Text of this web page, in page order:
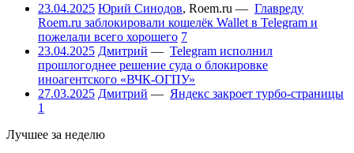
23.04.2025 Юрий Синодов, Roem.ru — Главреду
Roem.ru заблокировали кошелёк Wallet в Telegram и
пожелали всего хорошего 7
23.04.2025 Дмитрий — Telegram исполнил
прошлогоднее решение суда о блокировке
иноагентского «ВЧК-ОГПУ»
27.03.2025 Дмитрий — Яндекс закроет турбо-страницы
1
Лучшее за неделю